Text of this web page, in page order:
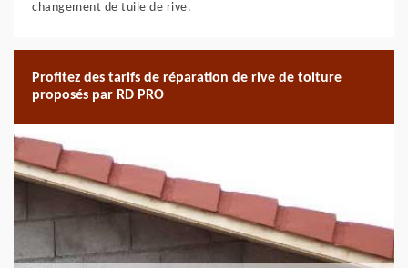
changement de tuile de rive.
Profitez des tarifs de réparation de rive de toiture
proposés par RD PRO